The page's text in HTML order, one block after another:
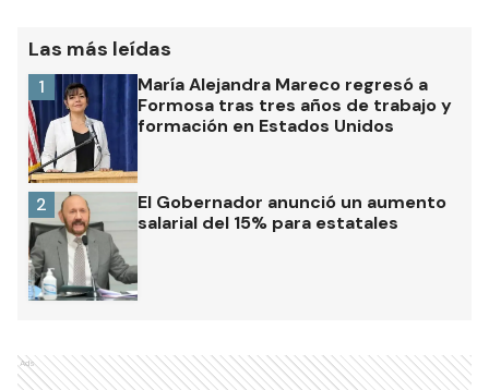
Las más leídas
María Alejandra Mareco regresó a
Formosa tras tres años de trabajo y
formación en Estados Unidos
1
El Gobernador anunció un aumento
salarial del 15% para estatales
2
Ads